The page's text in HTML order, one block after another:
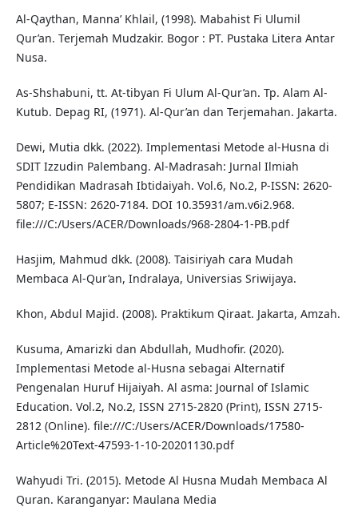
Al-Qaythan, Manna’ Khlail, (1998). Mabahist Fi Ulumil
Qur’an. Terjemah Mudzakir. Bogor : PT. Pustaka Litera Antar
Nusa.
As-Shshabuni, tt. At-tibyan Fi Ulum Al-Qur’an. Tp. Alam Al-
Kutub. Depag RI, (1971). Al-Qur’an dan Terjemahan. Jakarta.
Dewi, Mutia dkk. (2022). Implementasi Metode al-Husna di
SDIT Izzudin Palembang. Al-Madrasah: Jurnal Ilmiah
Pendidikan Madrasah Ibtidaiyah. Vol.6, No.2, P-ISSN: 2620-
5807; E-ISSN: 2620-7184. DOI 10.35931/am.v6i2.968.
file:///C:/Users/ACER/Downloads/968-2804-1-PB.pdf
Hasjim, Mahmud dkk. (2008). Taisiriyah cara Mudah
Membaca Al-Qur’an, Indralaya, Universias Sriwijaya.
Khon, Abdul Majid. (2008). Praktikum Qiraat. Jakarta, Amzah.
Kusuma, Amarizki dan Abdullah, Mudhofir. (2020).
Implementasi Metode al-Husna sebagai Alternatif
Pengenalan Huruf Hijaiyah. Al asma: Journal of Islamic
Education. Vol.2, No.2, ISSN 2715-2820 (Print), ISSN 2715-
2812 (Online). file:///C:/Users/ACER/Downloads/17580-
Article%20Text-47593-1-10-20201130.pdf
Wahyudi Tri. (2015). Metode Al Husna Mudah Membaca Al
Quran. Karanganyar: Maulana Media